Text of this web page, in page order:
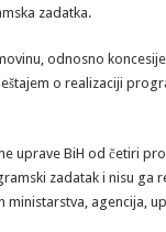
zadatka.
odnosno
o realizaciji
uprave BiH od četiri
zadatak i nisu ga
agencija,